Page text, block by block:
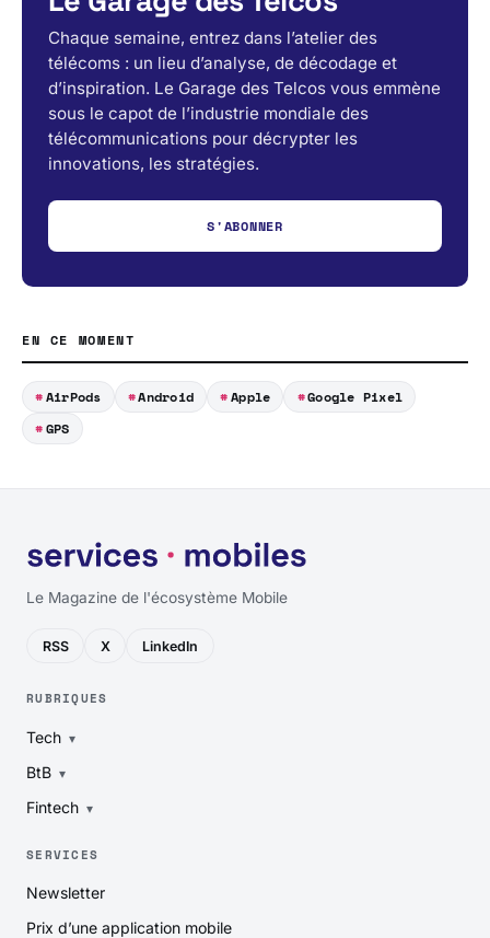
Chaque semaine, entrez dans l’atelier des
télécoms : un lieu d’analyse, de décodage et
d’inspiration. Le Garage des Telcos vous emmène
sous le capot de l’industrie mondiale des
télécommunications pour décrypter les
innovations, les stratégies.
S'ABONNER
EN CE MOMENT
AirPods Android Apple
Google Pixel
GPS
Le Magazine de l'écosystème Mobile
RSS X LinkedIn
RUBRIQUES
Tech
BtB
Fintech
SERVICES
Newsletter
Prix d’une application mobile